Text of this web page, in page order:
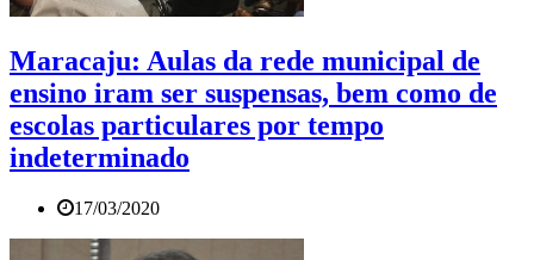
Maracaju: Aulas da rede municipal de
ensino iram ser suspensas, bem como de
escolas particulares por tempo
indeterminado
17/03/2020